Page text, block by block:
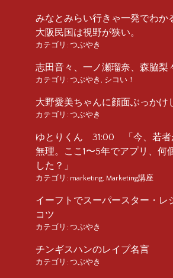
みなとみらい行きゃ一発でわか
大阪民国は視野が狭い。
カテゴリ: つぶやき
志田音々、一ノ瀬瑠奈、森脇梨
カテゴリ: つぶやき シコい！
大野愛美ちゃんに顔面ぶっかけ
カテゴリ: つぶやき
ゆとりくん 31:00 「今、若者
無理。ここ1〜5年でアプリ、何
した？」
カテゴリ: marketing Marketing講座
イーフトでスーパースター・レ
コツ
カテゴリ: つぶやき
チンギスハンのレイプ名言
カテゴリ: つぶやき